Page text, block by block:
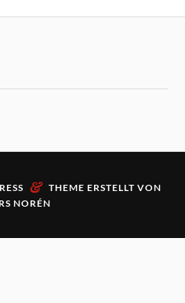
& THEME ERSTELLT VON
NORÉN